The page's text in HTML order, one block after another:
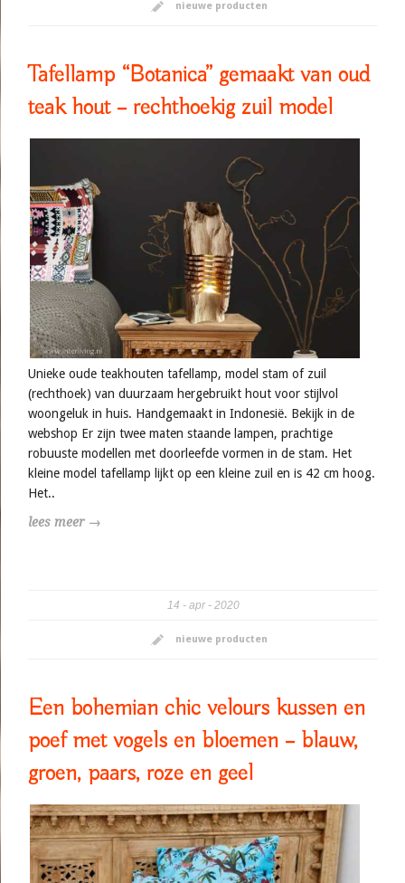
nieuwe producten
Tafellamp “Botanica” gemaakt van oud
teak hout – rechthoekig zuil model
Unieke oude teakhouten tafellamp, model stam of zuil
(rechthoek) van duurzaam hergebruikt hout voor stijlvol
woongeluk in huis. Handgemaakt in Indonesië. Bekijk in de
webshop Er zijn twee maten staande lampen, prachtige
robuuste modellen met doorleefde vormen in de stam. Het
kleine model tafellamp lijkt op een kleine zuil en is 42 cm hoog.
Het..
lees meer →
14 apr 2020
nieuwe producten
Een bohemian chic velours kussen en
poef met vogels en bloemen – blauw,
groen, paars, roze en geel